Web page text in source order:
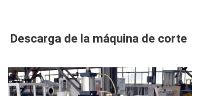
Descarga de la máquina de corte